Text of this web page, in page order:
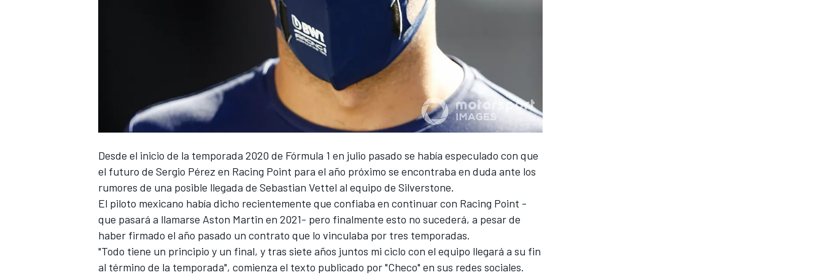
Desde el inicio de la temporada 2020 de Fórmula 1 en julio pasado se había especulado con que
el futuro de Sergio Pérez en Racing Point para el año próximo se encontraba en duda ante los
rumores de una posible llegada de Sebastian Vettel al equipo de Silverstone.
El piloto mexicano había dicho recientemente que confiaba en continuar con Racing Point -
que pasará a llamarse Aston Martin en 2021- pero finalmente esto no sucederá, a pesar de
haber firmado el año pasado un contrato que lo vinculaba por tres temporadas.
"Todo tiene un principio y un final, y tras siete años juntos mi ciclo con el equipo llegará a su fin
al término de la temporada", comienza el texto publicado por "Checo" en sus redes sociales.